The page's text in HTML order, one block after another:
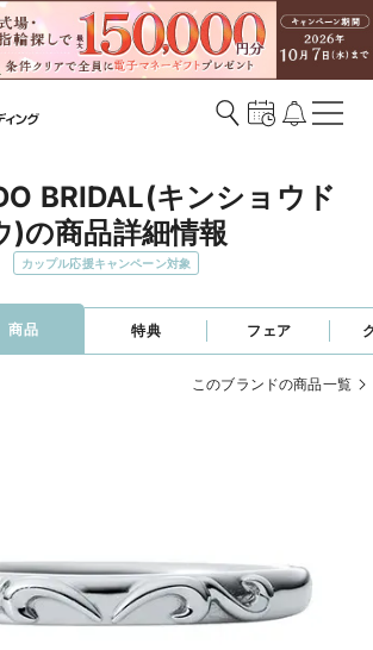
BRIDAL(キンショウド
)の商品詳細情報
カップル応援キャンペーン対象
商品 特典 フェア
このブランドの商品一覧